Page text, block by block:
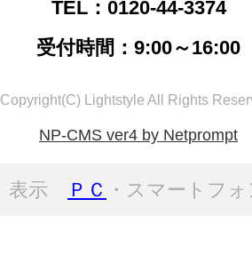
TEL：0120-44-3374
受付時間：9:00～16:00
Copyright(C) Lightstyle All Rights
NP-CMS ver4 by Netprompt
表示 ＰＣ ・スマートフ